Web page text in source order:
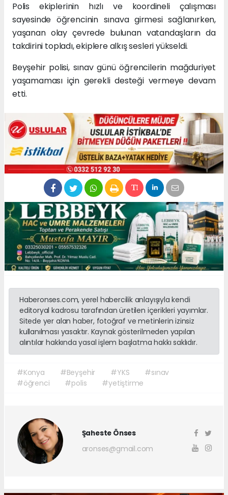
Polis ekiplerinin hızlı ve koordineli çalışması
sayesinde öğrencinin sınava girmesi sağlanırken,
yaşanan olay çevrede bulunan vatandaşların da
takdirini topladı, ekiplere alkış sesleri yükseldi.
Beyşehir polisi, sınav günü öğrencilerin mağduriyet
yaşamaması için gerekli desteği vermeye devam
etti.
Haberonses.com, yerel habercilik anlayışıyla kendi
editoryal kadrosu tarafından üretilen içerikleri yayımlar.
Sitede yer alan haber, fotoğraf ve metinlerin izinsiz
kullanılması yasaktır. Kaynak gösterilmeden yapılan
alıntılar hakkında yasal işlem başlatma hakkı saklıdır.
#Konya #Beyşehir #YKS
#sınav
#öğrenci
#polis #yetiştirme
Şaheste Önses
aronses@gmail.com